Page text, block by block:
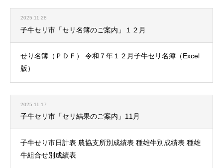
2025.11.28
子牛セリ市「セリ名簿のご案内」１２月
せり名簿（ＰＤＦ） 令和７年１２月子牛セリ名簿（Excel
版）
2025.11.17
子牛セリ市「セリ結果のご案内」11月
子牛せり市日計表 農協支所別成績表 種雄牛別成績表 種雄
牛組合せ別成績表